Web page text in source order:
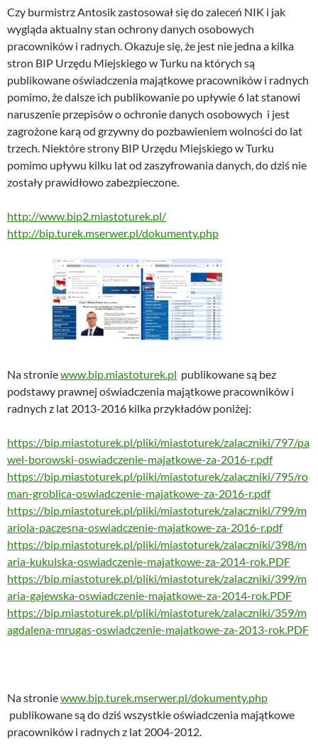
Czy burmistrz Antosik zastosował się do zaleceń NIK i jak
wygląda aktualny stan ochrony danych osobowych
pracowników i radnych. Okazuje się, że jest nie jedna a kilka
stron BIP Urzędu Miejskiego w Turku na których są
publikowane oświadczenia majątkowe pracowników i radnych
pomimo, że dalsze ich publikowanie po upływie 6 lat stanowi
naruszenie przepisów o ochronie danych osobowych i jest
zagrożone karą od grzywny do pozbawieniem wolności do lat
trzech. Niektóre strony BIP Urzędu Miejskiego w Turku
pomimo upływu kilku lat od zaszyfrowania danych, do dziś nie
zostały prawidłowo zabezpieczone.
http://www.bip2.miastoturek.pl/
http://bip.turek.mserwer.pl/dokumenty.php
Na stroniewww.bip.miastoturek.pl publikowane są bez
podstawy prawnej oświadczenia majątkowe pracowników i
radnych z lat 2013-2016 kilka przykładów poniżej:
https://bip.miastoturek.pl/pliki/miastoturek/zalaczniki/797/pa
wel-borowski-oswiadczenie-majatkowe-za-2016-r.pdf
https://bip.miastoturek.pl/pliki/miastoturek/zalaczniki/795/ro
man-groblica-oswiadczenie-majatkowe-za-2016-r.pdf
https://bip.miastoturek.pl/pliki/miastoturek/zalaczniki/799/m
ariola-paczesna-oswiadczenie-majatkowe-za-2016-r.pdf
https://bip.miastoturek.pl/pliki/miastoturek/zalaczniki/398/m
aria-kukulska-oswiadczenie-majatkowe-za-2014-rok.PDF
https://bip.miastoturek.pl/pliki/miastoturek/zalaczniki/399/m
aria-gajewska-oswiadczenie-majatkowe-za-2014-rok.PDF
https://bip.miastoturek.pl/pliki/miastoturek/zalaczniki/359/m
agdalena-mrugas-oswiadczenie-majatkowe-za-2013-rok.PDF
Na stroniewww.bip.turek.mserwer.pl/dokumenty.php
publikowane są do dziś wszystkie oświadczenia majątkowe
pracowników i radnych z lat 2004-2012.